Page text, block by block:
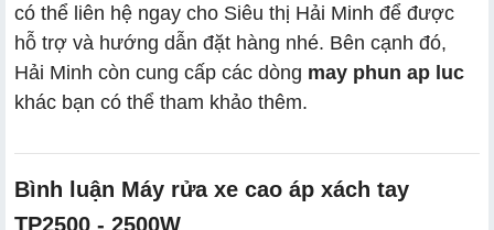
có thể liên hệ ngay cho Siêu thị Hải Minh để được
hỗ trợ và hướng dẫn đặt hàng nhé. Bên cạnh đó,
Hải Minh còn cung cấp các dòng may phun ap luc
khác bạn có thể tham khảo thêm.
Bình luận Máy rửa xe cao áp xách tay
TP2500 - 2500W